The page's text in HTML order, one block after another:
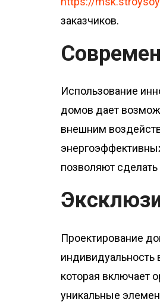
заказчиков.
Использование
домов дает
внешним
позволяют
Проектирование
индивидуальность
которая включает
уникальные